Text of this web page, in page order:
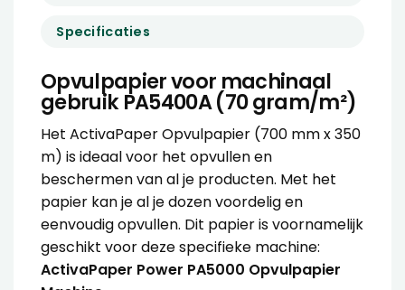
Specificaties
Opvulpapier voor machinaal
gebruik PA5400A (70gram/m²)
Het ActivaPaper Opvulpapier (700 mm x 350
m) is ideaal voor het opvullen en
beschermen van al je producten. Met het
papier kan je al je dozen voordelig en
eenvoudig opvullen. Dit papier is voornamelijk
geschikt voor deze specifieke machine:
ActivaPaper Power PA5000 Opvulpapier